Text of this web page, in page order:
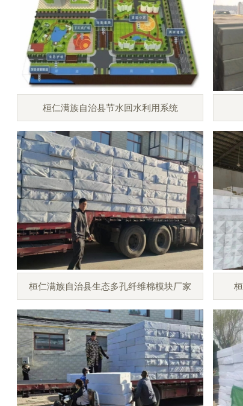
桓仁满族自治县节水回水利用系统
桓仁满族自治县生态多孔纤维棉模块厂家